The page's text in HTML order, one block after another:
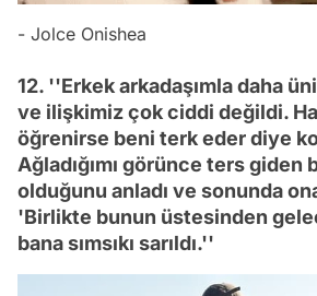
- Jolce Onishea
12. ''Erkek arkadaşımla daha
ve ilişkimiz çok ciddi değildi.
öğrenirse beni terk eder diye
Ağladığımı görünce ters giden
olduğunu anladı ve sonunda
'Birlikte bunun üstesinden
bana sımsıkı sarıldı.''